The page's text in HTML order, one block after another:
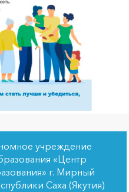
учреждение
«Центр
г. Мирный
Саха (Якутия)